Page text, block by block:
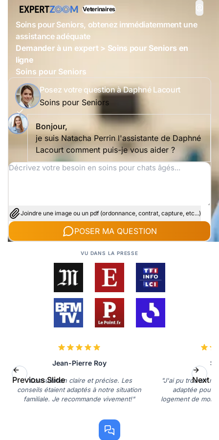
Veterinaires
Soins pour Seniors, obtenez immédiatemment une
assistance adéquate
Demander à un expert > Soins pour Seniors en
ligne
Soins pour Seniors
Posez votre question à Daphné Lacourt
Soins pour Seniors
Bonjour,
je suis Natacha Perrin l'assistante de Daphné
Lacourt comment puis-je vous aider ?
Joindre une image ou un pdf (ordonnance, contrat, capture, etc...)
POSER MA QUESTION
VU DANS LA PRESSE
Jean-Pierre Roy
"Consultation claire et précise. Les
conseils étaient adaptés à notre situation
familiale. Je recommande vivement!"
"J'ai pu trouver
adaptée pour
logement de mon
Previous Slide Next